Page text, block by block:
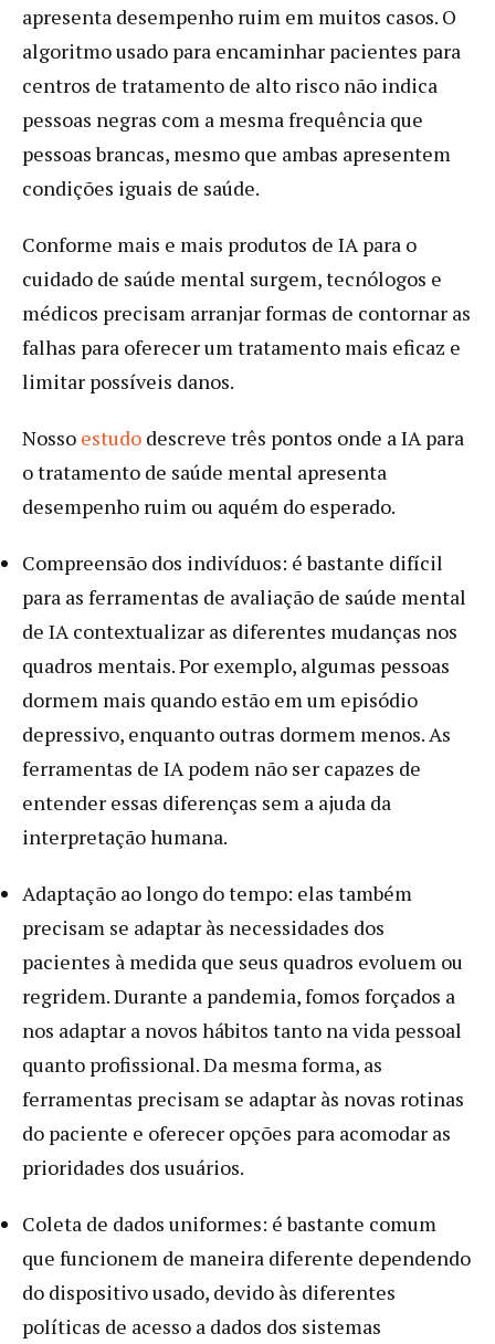
apresenta desempenho ruim em muitos casos. O
algoritmo usado para encaminhar pacientes para
centros de tratamento de alto risco não indica
pessoas negras com a mesma frequência que
pessoas brancas, mesmo que ambas apresentem
condições iguais de saúde.
Conforme mais e mais produtos de IA para o
cuidado de saúde mental surgem, tecnólogos e
médicos precisam arranjar formas de contornar as
falhas para oferecer um tratamento mais eficaz e
limitar possíveis danos.
Nosso estudo descreve três pontos onde a IA para
o tratamento de saúde mental apresenta
desempenho ruim ou aquém do esperado.
Compreensão dos indivíduos: é bastante difícil
para as ferramentas de avaliação de saúde mental
de IA contextualizar as diferentes mudanças nos
quadros mentais. Por exemplo, algumas pessoas
dormem mais quando estão em um episódio
depressivo, enquanto outras dormem menos. As
ferramentas de IA podem não ser capazes de
entender essas diferenças sem a ajuda da
interpretação humana.
Adaptação ao longo do tempo: elas também
precisam se adaptar às necessidades dos
pacientes à medida que seus quadros evoluem ou
regridem. Durante a pandemia, fomos forçados a
nos adaptar a novos hábitos tanto na vida pessoal
quanto profissional. Da mesma forma, as
ferramentas precisam se adaptar às novas rotinas
do paciente e oferecer opções para acomodar as
prioridades dos usuários.
Coleta de dados uniformes: é bastante comum
que funcionem de maneira diferente dependendo
do dispositivo usado, devido às diferentes
políticas de acesso a dados dos sistemas